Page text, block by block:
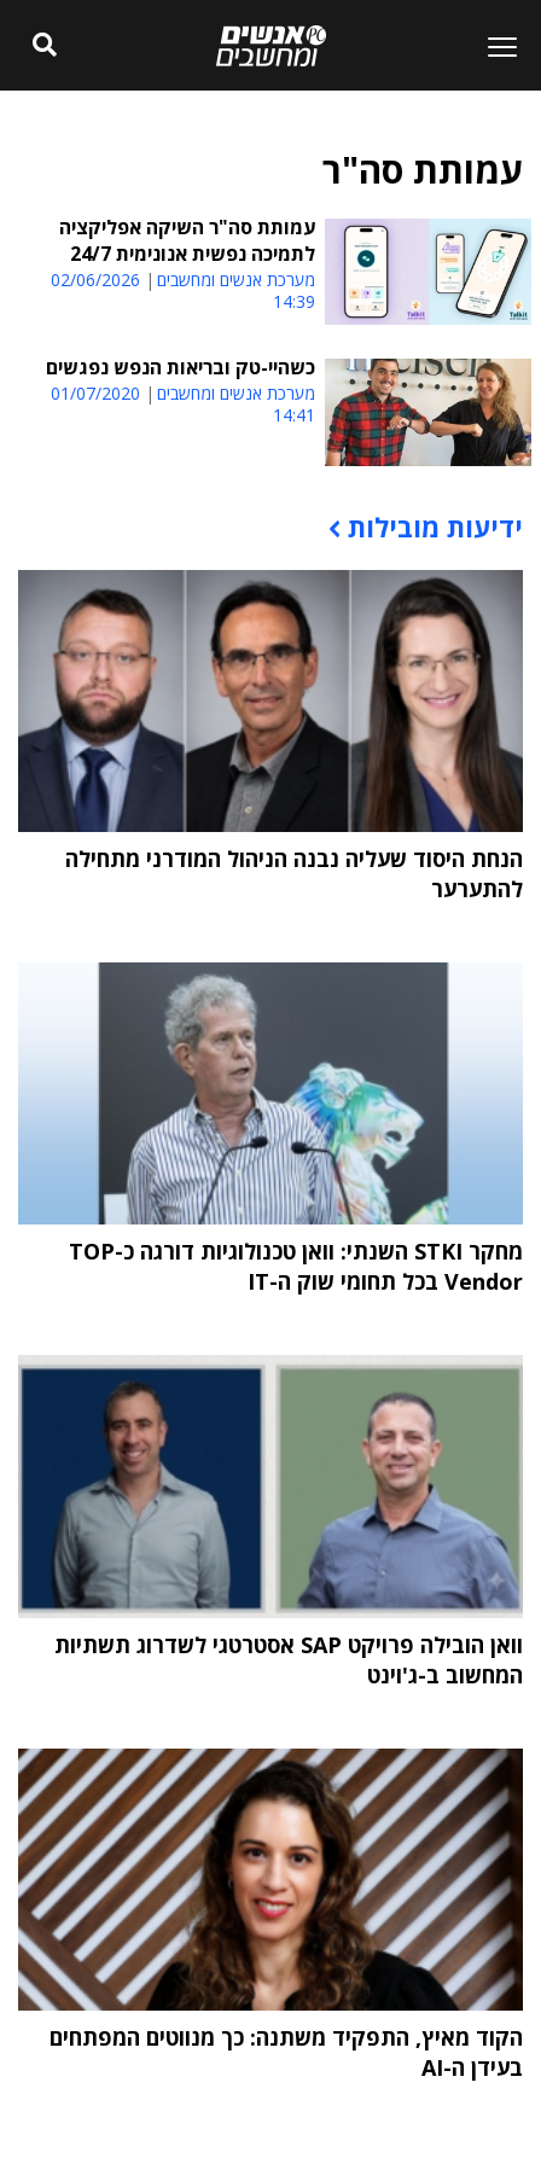
עמותת סה"ר
עמותת סה"ר השיקה אפליקציה
לתמיכה נפשית אנונימית 24/7
מערכת אנשים ומחשבים
02/06/2026
14:39
כשהיי-טק ובריאות הנפש נפגשים
מערכת אנשים ומחשבים
01/07/2020
14:41
תוכן פרסומי
ידיעות מובילות
הנחת היסוד שעליה נבנה הניהול המודרני מתחילה
להתערער
מחקר STKI השנתי: וואן טכנולוגיות דורגה כ-TOP
Vendor בכל תחומי שוק ה-IT
וואן הובילה פרויקט SAP אסטרטגי לשדרוג תשתיות
המחשוב ב-ג'וינט
הקוד מאיץ, התפקיד משתנה: כך מנווטים המפתחים
בעידן ה-AI